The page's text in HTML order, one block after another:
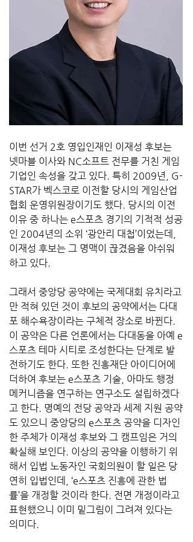
이번 선거 2호 영입인재인 이재성 후보는
넷마블 이사와 NC소프트 전무를 거친 게임
기업인 속성을 갖고 있다. 특히 2009년, G-
STAR가 벡스코로 이전할 당시의 게임산업
협회 운영위원장이기도 했다. 당시의 이전
이유 중 하나는 e스포츠 경기의 기적적 성공
인 2004년의 소위 ‘광안리 대첩’이었는데,
이재성 후보는 그 명맥이 끊겼음을 아쉬워
하고 있다.
그래서 중앙당 공약에는 국제대회 유치라고
만 적혀 있던 것이 후보의 공약에서는 다대
포 해수욕장이라는 구체적 장소로 바뀐다.
이 공약은 다른 언론에서는 다대동을 아예 e
스포츠 테마 시티로 조성한다는 단계로 발
전하기도 한다. 또한 진흥재단 아이디어에
더하여 후보는 e스포츠 기술, 아마도 행정
메커니즘을 연구하는 연구소도 설립하겠다
고 한다. 명예의 전당 공약과 세제 지원 공약
도 있으니 중앙당의 e스포츠 공약을 디자인
한 주체가 이재성 후보와 그 캠프임은 거의
확실해 보인다. 이상의 공약을 이행하기 위
해서 입법 노동자인 국회의원이 할 일은 당
연히 입법인데, ‘e스포츠 진흥에 관한 법
률’을 개정할 것이라 한다. 전면 개정이라고
표현했으니 이미 밑그림이 그려져 있다는
의미다.